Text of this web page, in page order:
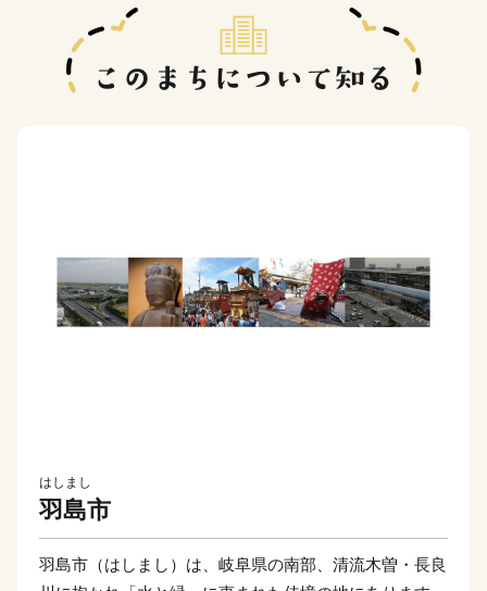
はしまし
羽島市
羽島市（はしまし）は、岐阜県の南部、清流木曽・長良